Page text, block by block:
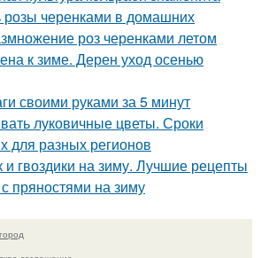
розы черенками в домашних
роз черенками летом
к зиме. Дерен уход осенью
своими руками за 5 минут
луковичные цветы. Сроки
для разных регионов
и гвоздики на зиму. Лучшие рецепты
пряностями на зиму